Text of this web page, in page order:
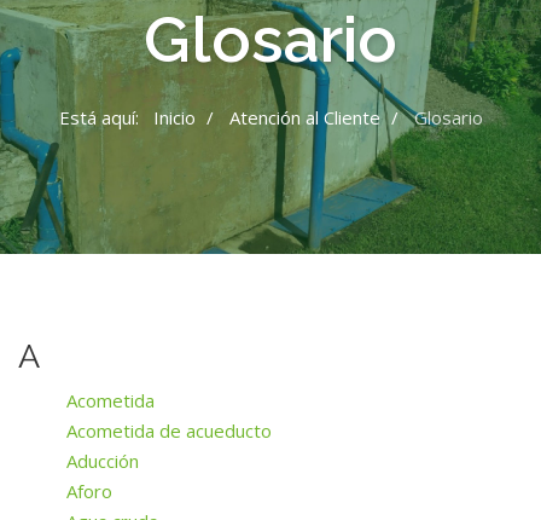
Glosario
Está aquí: Inicio Atención al Cliente Glosario
A
Acometida
Acometida de acueducto
Aducción
Aforo